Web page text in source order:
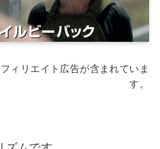
ィリエイト広告が含まれていま
す。